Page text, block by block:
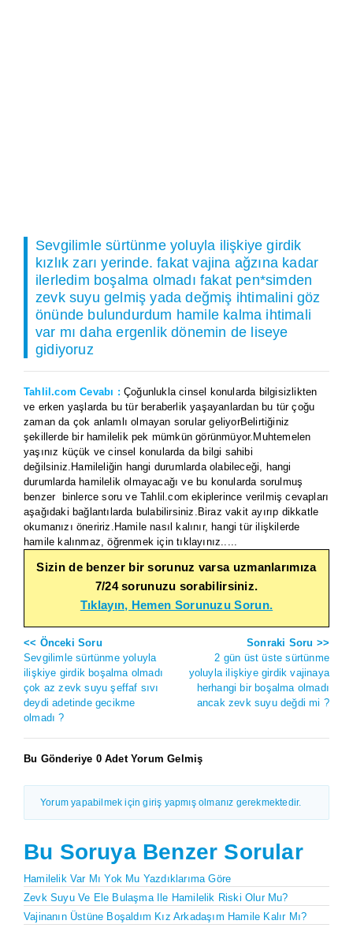
Sevgilimle sürtünme yoluyla ilişkiye girdik
kızlık zarı yerinde. fakat vajina ağzına kadar
ilerledim boşalma olmadı fakat pen*simden
zevk suyu gelmiş yada değmiş ihtimalini göz
önünde bulundurdum hamile kalma ihtimali
var mı daha ergenlik dönemin de liseye
gidiyoruz
Tahlil.com Cevabı : Çoğunlukla cinsel konularda bilgisizlikten
ve erken yaşlarda bu tür beraberlik yaşayanlardan bu tür çoğu
zaman da çok anlamlı olmayan sorular geliyorBelirtiğiniz
şekillerde bir hamilelik pek mümkün görünmüyor.Muhtemelen
yaşınız küçük ve cinsel konularda da bilgi sahibi
değilsiniz.Hamileliğin hangi durumlarda olabileceği, hangi
durumlarda hamilelik olmayacağı ve bu konularda sorulmuş
benzer binlerce soru ve Tahlil.com ekiplerince verilmiş cevapları
aşağıdaki bağlantılarda bulabilirsiniz.Biraz vakit ayırıp dikkatle
okumanızı öneririz.Hamile nasıl kalınır, hangi tür ilişkilerde
hamile kalınmaz, öğrenmek için tıklayınız.....
Sizin de benzer bir sorunuz varsa uzmanlarımıza
7/24 sorunuzu sorabilirsiniz.
Tıklayın, Hemen Sorunuzu Sorun.
<< Önceki Soru
Sevgilimle sürtünme yoluyla
ilişkiye girdik boşalma olmadı
çok az zevk suyu şeffaf sıvı
deydi adetinde gecikme
olmadı ?
Sonraki Soru >>
2 gün üst üste sürtünme
yoluyla ilişkiye girdik vajinaya
herhangi bir boşalma olmadı
ancak zevk suyu değdi mi ?
Bu Gönderiye 0 Adet Yorum Gelmiş
Yorum yapabilmek için giriş yapmış olmanız gerekmektedir.
Bu Soruya Benzer Sorular
Hamilelik Var Mı Yok Mu Yazdıklarıma Göre
Zevk Suyu Ve Ele Bulaşma Ile Hamilelik Riski Olur Mu?
Vajinanın Üstüne Boşaldım Kız Arkadaşım Hamile Kalır Mı?